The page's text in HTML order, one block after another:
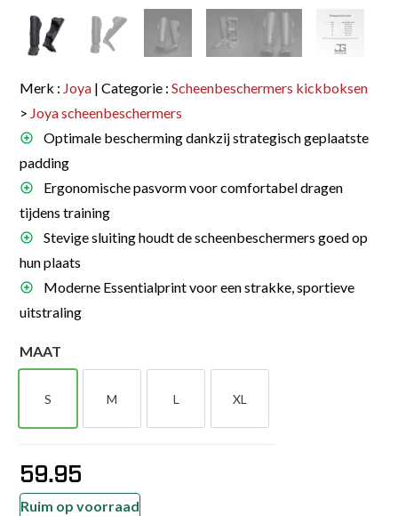
Merk : Joya | Categorie :Scheenbeschermers kickboksen
> Joya scheenbeschermers
Optimale bescherming dankzij strategisch geplaatste
padding
Ergonomische pasvorm voor comfortabel dragen
tijdens training
Stevige sluiting houdt de scheenbeschermers goed op
hun plaats
Moderne Essentialprint voor een strakke, sportieve
uitstraling
MAAT
S
S
M
M
L
L
XL
XL
59.95
Ruim op voorraad